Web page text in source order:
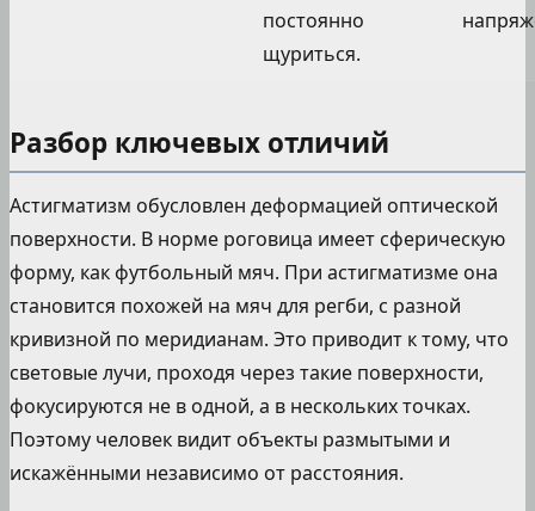
постоянно
щуриться.
Разбор ключевых отличий
Астигматизм обусловлен деформацией оптической
поверхности. В норме роговица имеет сферическую
форму, как футбольный мяч. При астигматизме она
становится похожей на мяч для регби, с разной
кривизной по меридианам. Это приводит к тому, что
световые лучи, проходя через такие поверхности,
фокусируются не в одной, а в нескольких точках.
Поэтому человек видит объекты размытыми и
искажёнными независимо от расстояния.